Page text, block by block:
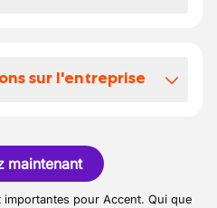
logistique.
biens transportés et
défini.
sur l'entreprise
maintenant
pour Accent. Qui que